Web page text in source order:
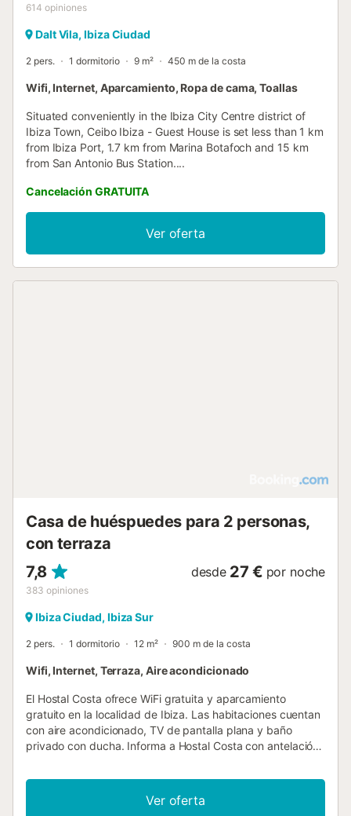
614 opiniones
Dalt Vila, Ibiza Ciudad
2 pers. 1 dormitorio 9 m² 450 m de la costa
Wifi, Internet, Aparcamiento, Ropa de cama, Toallas
Situated conveniently in the Ibiza City Centre district of
Ibiza Town, Ceibo Ibiza - Guest House is set less than 1 km
from Ibiza Port, 1.7 km from Marina Botafoch and 15 km
from San Antonio Bus Station....
Cancelación GRATUITA
Ver oferta
Casa de huéspuedes para 2 personas,
con terraza
7,8
383 opiniones
desde 27 € por noche
Ibiza Ciudad, Ibiza Sur
2 pers. 1 dormitorio 12 m² 900 m de la costa
Wifi, Internet, Terraza, Aire acondicionado
El Hostal Costa ofrece WiFi gratuita y aparcamiento
gratuito en la localidad de Ibiza. Las habitaciones cuentan
con aire acondicionado, TV de pantalla plana y baño
privado con ducha. Informa a Hostal Costa con antelación
apartado de peticiones especiales al hacer la reserva o
ponerte en contacto directamente con el alojamiento. Los
datos de contacto aparecen en la confirmación de la
Ver oferta